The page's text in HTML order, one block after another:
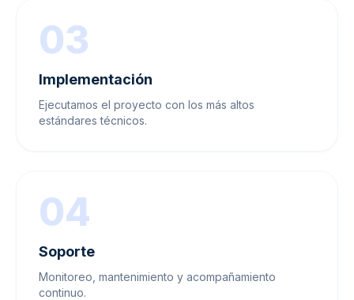
03
Implementación
Ejecutamos el proyecto con los más altos
estándares técnicos.
04
Soporte
Monitoreo, mantenimiento y acompañamiento
continuo.